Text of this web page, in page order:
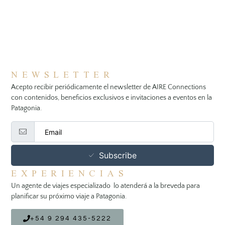
NEWSLETTER
Acepto recibir periódicamente el newsletter de AIRE Connections
con contenidos, beneficios exclusivos e invitaciones a eventos en la
Patagonia.
Subscribe
EXPERIENCIAS
Un agente de viajes especializado lo atenderá a la breveda para
planificar su próximo viaje a Patagonia.
+54 9 294 435-5222